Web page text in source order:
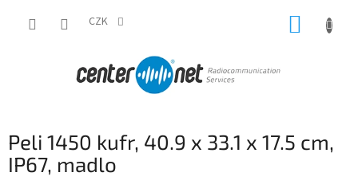
CZK
Peli 1450 kufr, 40.9 x 33.1 x 17.5 cm,
IP67, madlo